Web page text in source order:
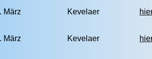
März Kevelaer
März Kevelaer